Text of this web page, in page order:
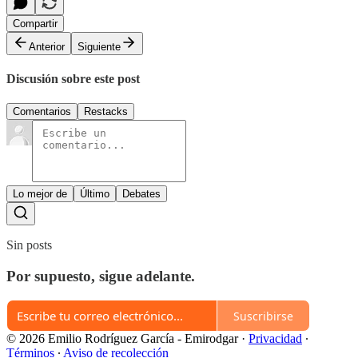
Compartir
Anterior
Siguiente
Discusión sobre este post
Comentarios Restacks
Lo mejor de Último Debates
Sin posts
Por supuesto, sigue adelante.
Suscribirse
© 2026 Emilio Rodríguez García - Emirodgar· Privacidad ∙
Términos ∙ Aviso de recolección